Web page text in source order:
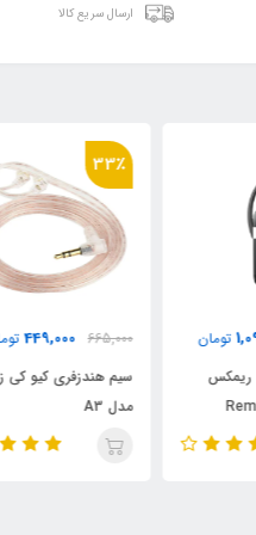
ارسال سریع کالا
665,000
تومان
سیم هندزفری کیو کی زد QKZ
مدل A3